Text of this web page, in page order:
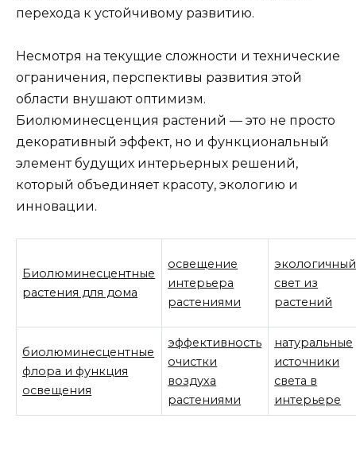
перехода к устойчивому развитию.
Несмотря на текущие сложности и технические
ограничения, перспективы развития этой
области внушают оптимизм.
Биолюминесценция растений — это не просто
декоративный эффект, но и функциональный
элемент будущих интерьерных решений,
который объединяет красоту, экологию и
инновации.
Биолюминесцентные
растения для дома
освещение
интерьера
растениями
экологичный
свет из
растений
биолюминесцентные
флора и функция
освещения
эффективность
очистки
воздуха
растениями
натуральные
источники
света в
интерьере